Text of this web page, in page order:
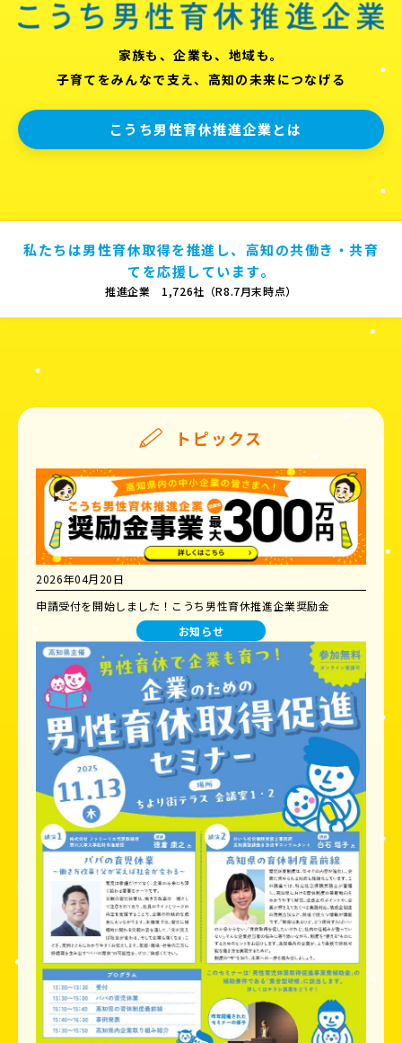
家族も、企業も、地域も。
子育てをみんなで支え、高知の未来につなげる
こうち男性育休推進企業とは
私たちは男性育休取得を推進し、高知の共働き・共育
てを応援しています。
推進企業 1,726社（R8.7月末時点）
トピックス
2026年04月20日
申請受付を開始しました！こうち男性育休推進企業奨励金
お知らせ